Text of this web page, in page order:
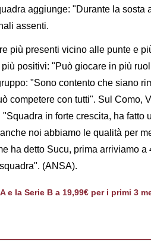
aggiunge: "Durante la sosta
assenti.
più presenti vicino alle punte e
più positivi: "Può giocare in più
"Sono contento che siano
competere con tutti". Sul Como,
in forte crescita, ha fatto
noi abbiamo le qualità per
ha detto Sucu, prima arriviamo
(ANSA).
e la Serie B a 19,99€ per i primi 3